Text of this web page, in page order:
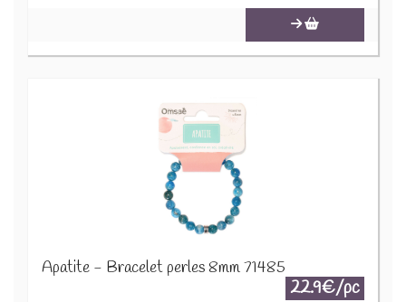
Apatite - Bracelet perles 8mm 71485
22.9€/pc